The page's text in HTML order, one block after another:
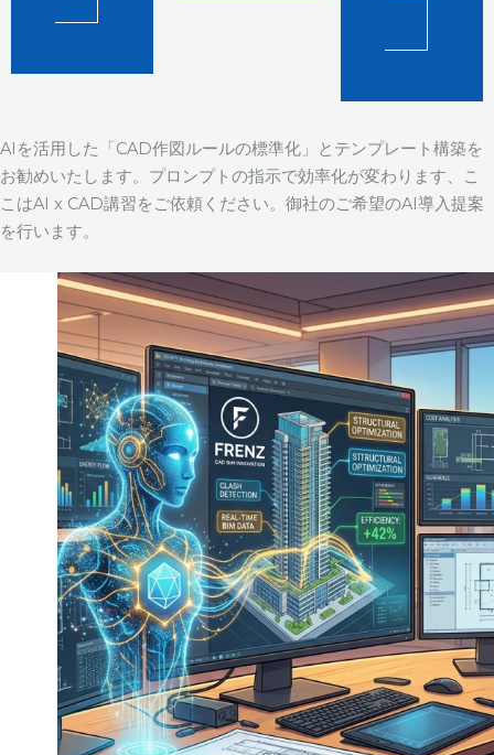
AIを活用した「CAD作図ルールの標準化」とテンプレート構築を
お勧めいたします。プロンプトの指示で効率化が変わります、こ
こはAI x CAD講習をご依頼ください。御社のご希望のAI導入提案
を行います。